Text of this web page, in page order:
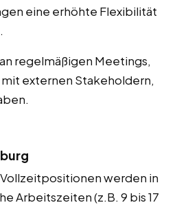
eine erhöhte Flexibilität
regelmäßigen Meetings,
mit externen Stakeholdern,
Vollzeitpositionen werden in
Arbeitszeiten (z.B. 9 bis 17